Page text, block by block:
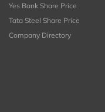
Yes Bank Share Price
Tata Steel Share Price
Company Directory